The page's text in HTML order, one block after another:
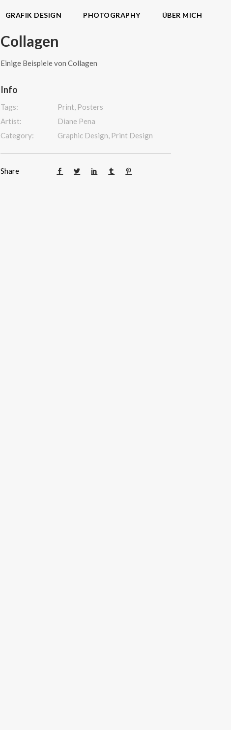
GRAFIK DESIGN PHOTOGRAPHY ÜBER MICH
Collagen
Einige Beispiele von Collagen
Info
Tags:
Print, Posters
Artist:
Diane Pena
Category:
Graphic Design, Print Design
Share